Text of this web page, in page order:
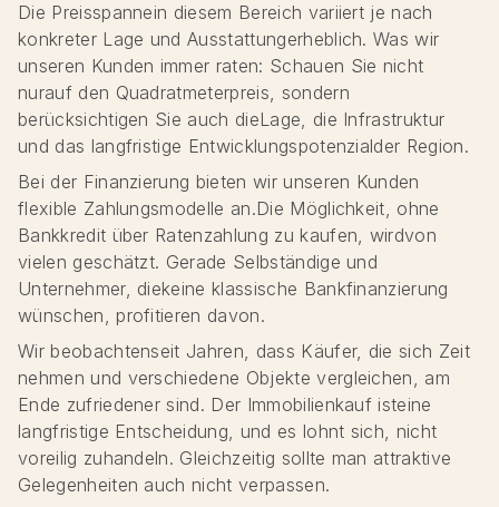
Die Preisspannein diesem Bereich variiert je nach
konkreter Lage und Ausstattungerheblich. Was wir
unseren Kunden immer raten: Schauen Sie nicht
nurauf den Quadratmeterpreis, sondern
berücksichtigen Sie auch dieLage, die Infrastruktur
und das langfristige Entwicklungspotenzialder Region.
Bei der Finanzierung bieten wir unseren Kunden
flexible Zahlungsmodelle an.Die Möglichkeit, ohne
Bankkredit über Ratenzahlung zu kaufen, wirdvon
vielen geschätzt. Gerade Selbständige und
Unternehmer, diekeine klassische Bankfinanzierung
wünschen, profitieren davon.
Wir beobachtenseit Jahren, dass Käufer, die sich Zeit
nehmen und verschiedene Objekte vergleichen, am
Ende zufriedener sind. Der Immobilienkauf isteine
langfristige Entscheidung, und es lohnt sich, nicht
voreilig zuhandeln. Gleichzeitig sollte man attraktive
Gelegenheiten auch nicht verpassen.